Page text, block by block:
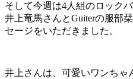
そして今週は4人組のロックバ
井上竜馬さんとGuiterの服部
セージをいただきました。
井上さんは、可愛いワンちゃ